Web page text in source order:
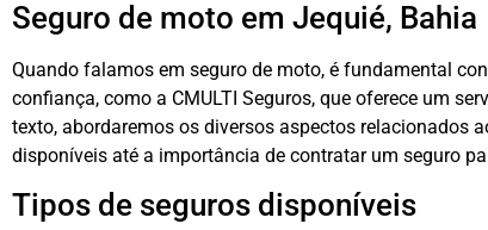
Seguro de moto em Jequié, Bahia
Quando falamos em seguro de moto, é fundamental
confiança, como a CMULTI Seguros, que oferece um
texto, abordaremos os diversos aspectos relacionados
disponíveis até a importância de contratar um seguro
Tipos de seguros disponíveis